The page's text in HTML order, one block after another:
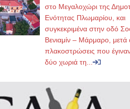
στο Μεγαλοχώρι της
Ενότητας Πλωμαρίου, και
συγκεκριμένα στην οδό
Βενιαμίν – Μάρμαρο, μετά
πλακοστρώσεις που
δύο χωριά τη...